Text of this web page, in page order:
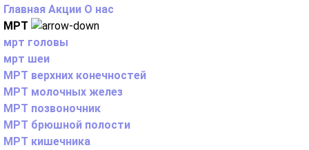
Главная Акции О нас
МРТ
мрт головы
мрт шеи
МРТ верхних конечностей
МРТ молочных желез
МРТ позвоночник
МРТ брюшной полости
МРТ кишечника